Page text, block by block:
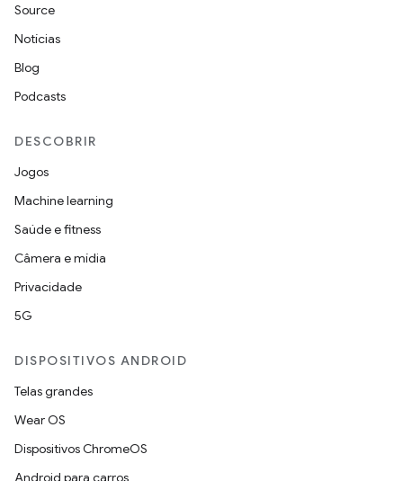
Source
Notícias
Blog
Podcasts
DESCOBRIR
Jogos
Machine learning
Saúde e fitness
Câmera e mídia
Privacidade
5G
DISPOSITIVOS ANDROID
Telas grandes
Wear OS
Dispositivos ChromeOS
Android para carros